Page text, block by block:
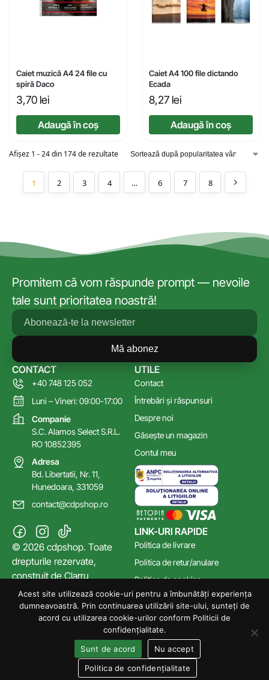
Caiet muzică A4 24 file cu
spiră Daco
3,70 lei
Adaugă în coș
Caiet A4 100 file dictando
Ecada
8,27 lei
Adaugă în coș
Afișez 1 - 24 din 174 de rezultate
1 2 3 4 … 6 7 8
Promitem că vom răspunde prompt — nevoile
tale sunt prioritatea noastră!
Mă abonez
LINK-URI RAPIDE
Politica de livrare
Politica de retur/anulare
Politica de cookies
Poltica de confidențialitate
Termeni și Condiții
UTILE
Contact
Întrebări și răspunsuri
Despre noi
Găsește un magazin
Contul meu
CONTACT
+40 748 125 052
Luni – Vineri: 09:00-17:00
Companie
S.C. Alamos Select S.R.L.
RO 10852395
Adresa
Bd. Libertatii, Nr. 11,
Hunedoara, 331059
contact@cdpshop.ro
© 2026 cdpshop. Toate
drepturile rezervate,
construit deClarru
Acest site utilizează cookie-uri pentru a îmbunătăți experiența
dumneavoastră. Prin continuarea utilizării site-ului, sunteți de
acord cu utilizarea cookie-urilor conform Politicii de
confidențialitate.
Sunt de acord
Nu accept
Politica de confidențialitate